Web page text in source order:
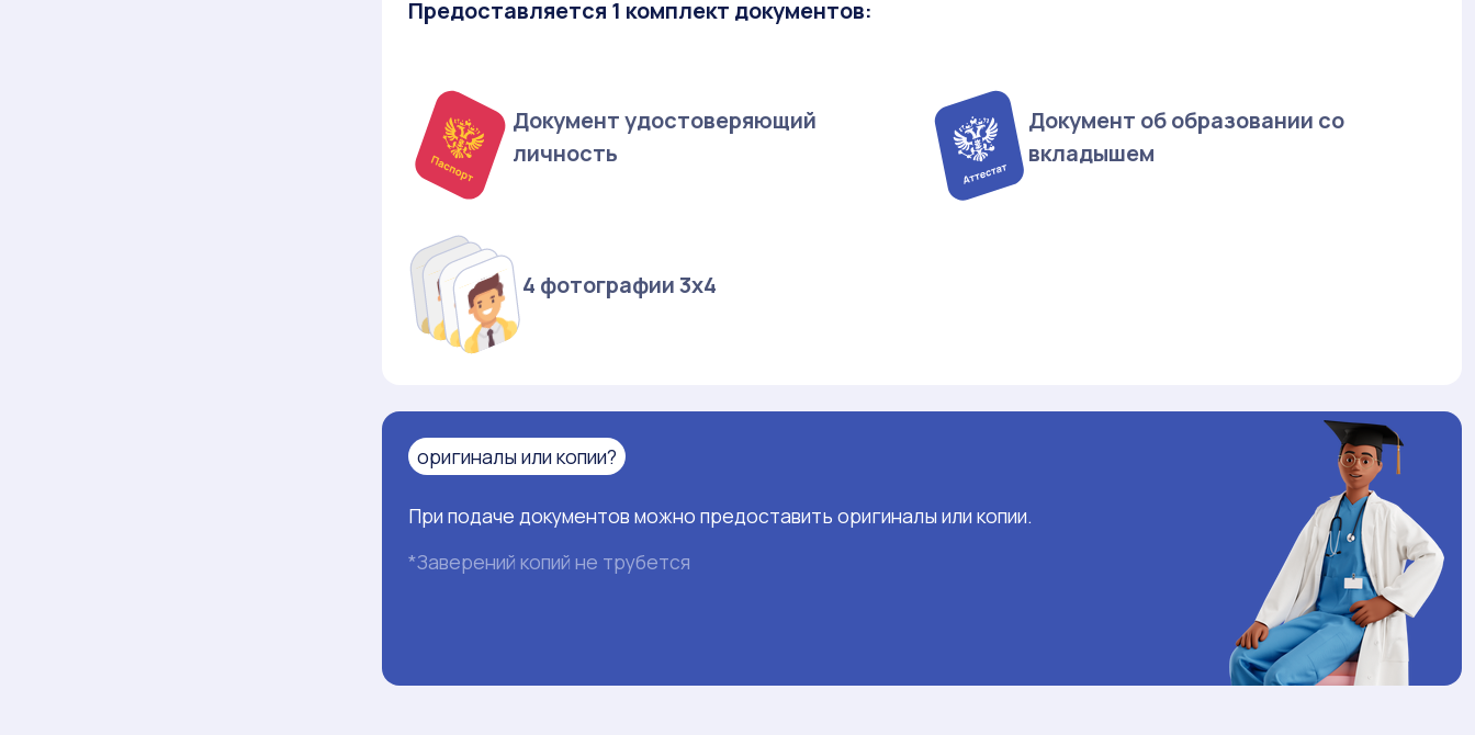
Предоставляется 1 комплект документов:
Документ удостоверяющий
личность
Документ об образовании со
вкладышем
4 фотографии 3х4
оригиналы или копии?
При подаче документов можно предоставить оригиналы или копии.
*Заверений копий не трубется